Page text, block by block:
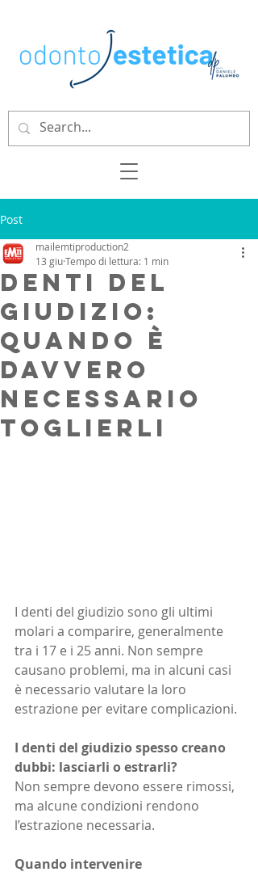
Post
Denti del
giudizio:
quando è
davvero
necessario
toglierli
mailemtiproduction2
13 giuTempo di lettura: 1 min
I denti del giudizio sono gli ultimi
molari a comparire, generalmente
tra i 17 e i 25 anni. Non sempre
causano problemi, ma in alcuni casi
è necessario valutare la loro
estrazione per evitare complicazioni.
I denti del giudizio spesso creano
dubbi: lasciarli o estrarli?
Non sempre devono essere rimossi,
ma alcune condizioni rendono
l’estrazione necessaria.
Quando intervenire